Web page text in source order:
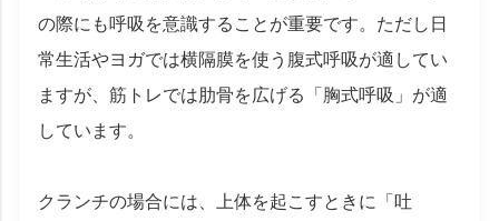
の際にも呼吸を意識することが重要です。ただし日
常生活やヨガでは横隔膜を使う腹式呼吸が適してい
ますが、筋トレでは肋骨を広げる「胸式呼吸」が適
しています。
クランチの場合には、上体を起こすときに「吐